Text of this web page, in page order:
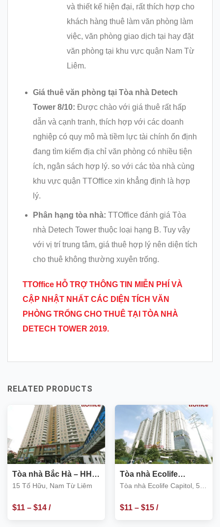
và thiết kế hiện đại, rất thích hợp cho
khách hàng thuê làm văn phòng làm
việc, văn phòng giao dịch tại hay đặt
văn phòng tại khu vực quận Nam Từ
Liêm.
Giá thuê văn phòng tại Tòa nhà Detech
Tower 8/10: Được chào với giá thuê rất hấp
dẫn và cạnh tranh, thích hợp với các doanh
nghiệp có quy mô mà tiềm lực tài chính ổn định
đang tìm kiếm địa chỉ văn phòng có nhiều tiện
ích, ngân sách hợp lý. so với các tòa nhà cùng
khu vực quận TTOffice xin khẳng định là hợp
lý.
Phân hạng tòa nhà: TTOffice đánh giá Tòa
nhà Detech Tower thuộc loại hạng B. Tuy vậy
với vị trí trung tâm, giá thuê hợp lý nên diện tích
cho thuê không thường xuyên trống.
TTOffice HỖ TRỢ THÔNG TIN MIỄN PHÍ VÀ
CẬP NHẬT NHẤT CÁC DIỆN TÍCH VĂN
PHÒNG TRỐNG CHO THU Ê TẠI TÒA NHÀ
DETECH TOWER 2019.
RELATED PRODUCTS
Tòa nhà Bắc Hà – HH2
15 Tố Hữu, Nam Từ
15 Tố Hữu, Nam Từ Liêm
$11– $14/
Tòa nhà Ecolife
Capitol, 58 Tố Hữu,
Tòa nhà Ecolife Capitol, 58
$11– $15/